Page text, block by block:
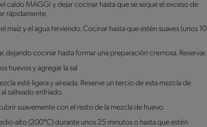
caldo MAGGI y dejar cocinar hasta que se seque el exceso de
rápidamente.
maíz y el agua hirviendo. Cocinar hasta que estén suaves (unos 10
dejando cocinar hasta formar una preparación cremosa. Reservar.
huevos y agregar la sal
esté ligera y aireada. Reserve un tercio de esta mezcla de
salteado enfriado.
suavemente con el resto de la mezcla de huevo.
alto (200°C) durante unos 25 minutos o hasta que estén